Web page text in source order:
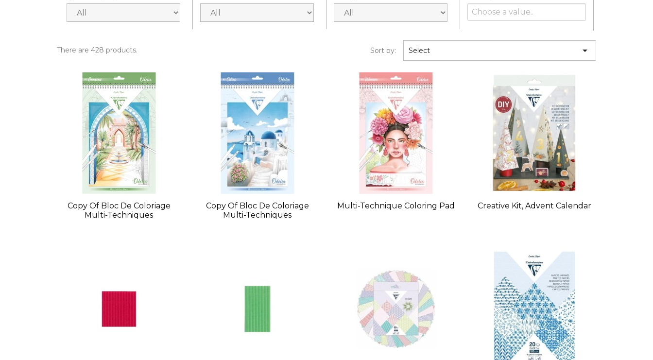
There are 428 products. Sort by: Select 
Copy Of Bloc De Coloriage
Multi-Techniques
Copy Of Bloc De Coloriage
Multi-Techniques
Multi-Technique Coloring Pad Creative Kit, Advent Calendar